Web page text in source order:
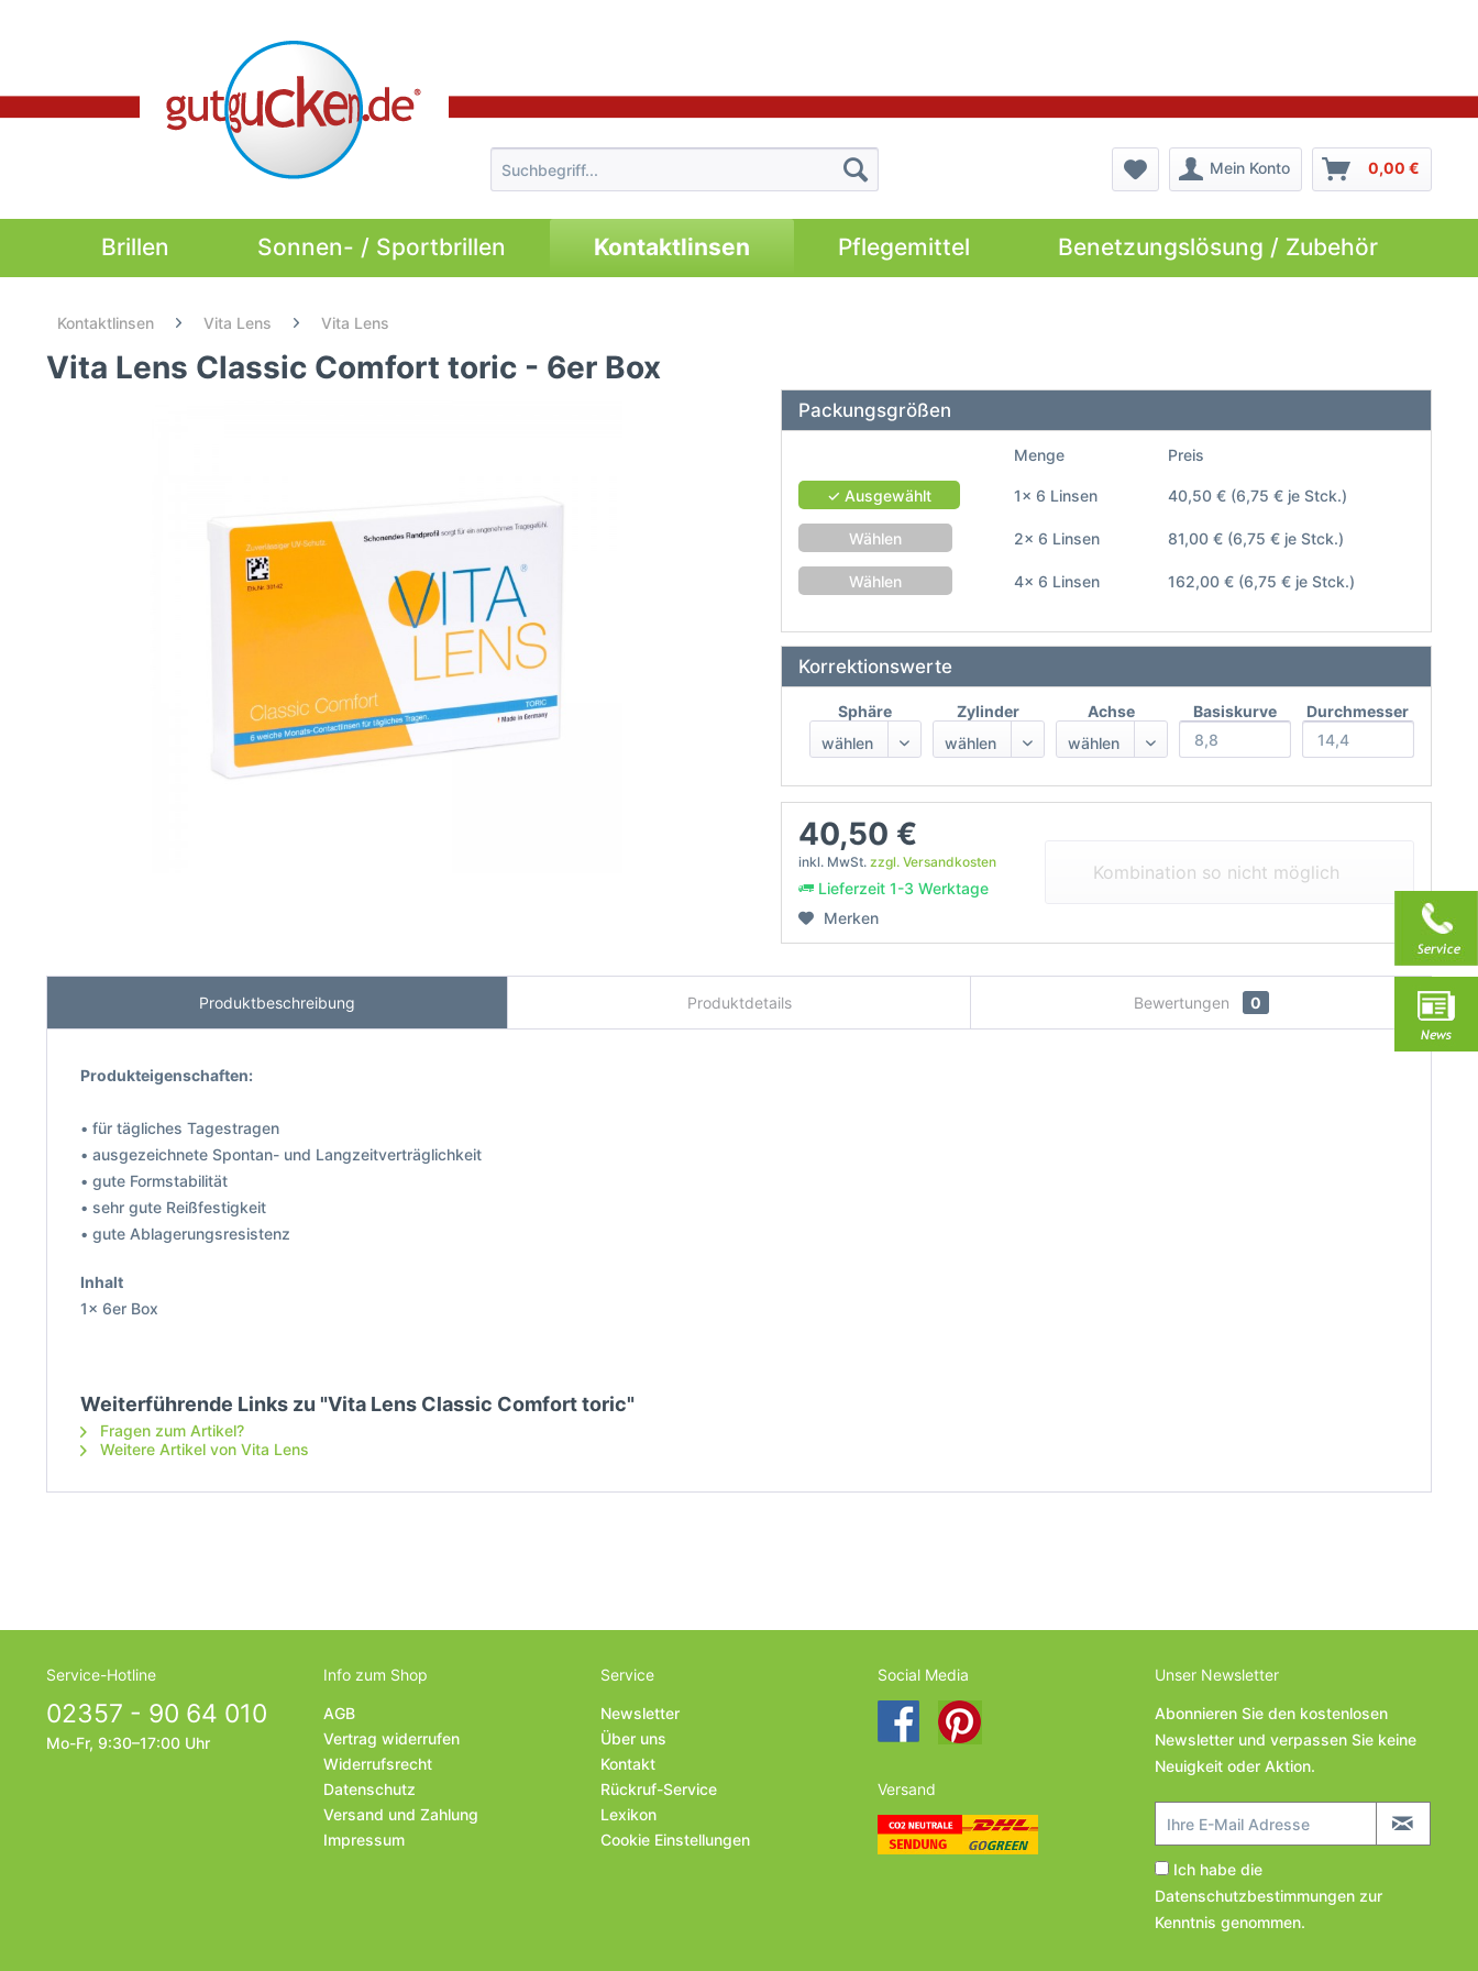
Mein Konto 0,00 €
Brillen Sonnen- / Sportbrillen Kontaktlinsen Pflegemittel Benetzungslösung / Zubehör
Kontaktlinsen Vita Lens Vita Lens
Vita Lens Classic Comfort toric - 6er Box
Packungsgrößen
Menge Preis
✓ Ausgewählt 1x 6 Linsen 40,50 € (6,75 € je Stck.)
Wählen 2x 6 Linsen 81,00 € (6,75 € je Stck.)
Wählen 4x 6 Linsen 162,00 € (6,75 € je Stck.)
Korrektionswerte
Sphäre Zylinder Achse Basiskurve Durchmesser
40,50 €
inkl. MwSt. zzgl. Versandkosten
Lieferzeit 1-3 Werktage
Kombination so nicht möglich
Merken
Produktbeschreibung Produktdetails Bewertungen 0
Produkteigenschaften:
• für tägliches Tagestragen
• ausgezeichnete Spontan- und Langzeitverträglichkeit
• gute Formstabilität
• sehr gute Reißfestigkeit
• gute Ablagerungsresistenz
Inhalt
1x 6er Box
Weiterführende Links zu "Vita Lens Classic Comfort toric"
Fragen zum Artikel?
Weitere Artikel von Vita Lens
Service-Hotline
02357 - 90 64 010
Mo-Fr, 9:30–17:00 Uhr
Info zum Shop
AGB
Vertrag widerrufen
Widerrufsrecht
Datenschutz
Versand und Zahlung
Impressum
Service
Newsletter
Über uns
Kontakt
Rückruf-Service
Lexikon
Cookie Einstellungen
Social Media
Versand
Unser Newsletter
Abonnieren Sie den kostenlosen
Newsletter und verpassen Sie keine
Neuigkeit oder Aktion.
Ich habe die
Datenschutzbestimmungen zur
Kenntnis genommen.